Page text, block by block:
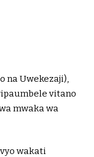
na Uwekezaji),
vitano
mwaka wa
wakati